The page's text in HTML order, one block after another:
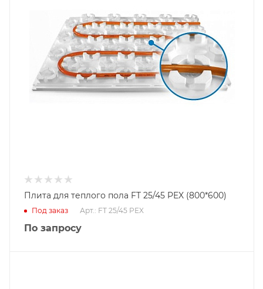
Плита для теплого пола FT 25/45 PEX (800*600)
Под заказ Арт.: FT 25/45 PEX
По запросу